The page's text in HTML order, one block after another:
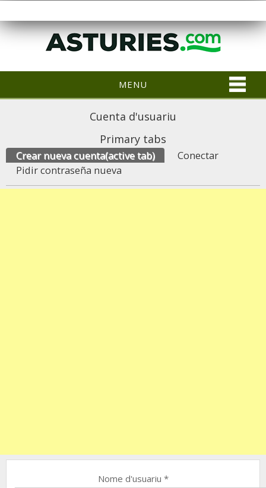
MENU
Cuenta d'usuariu
Primary tabs
Crear nueva cuenta(active tab)
Conectar
Pidir contraseña nueva
Nome d'usuariu *